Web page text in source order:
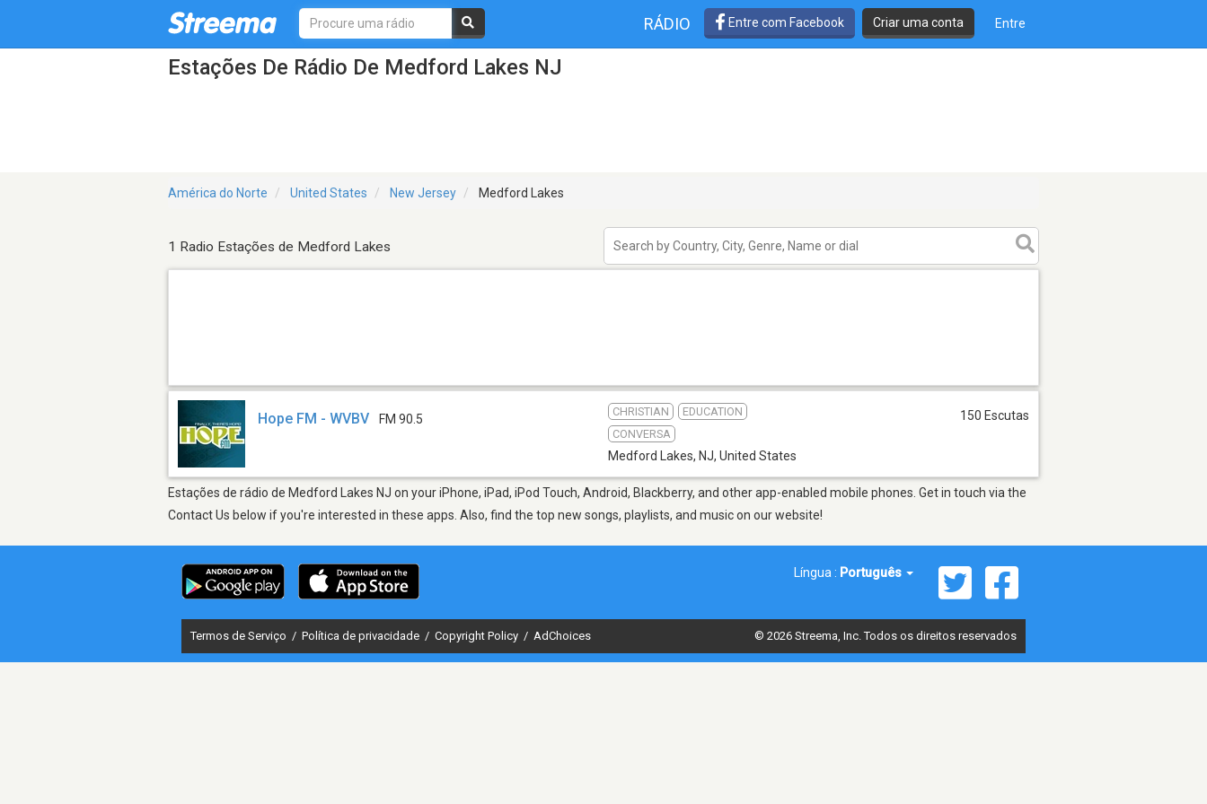
RÁDIO Entre com Facebook Criar uma conta Entre
Estações De Rádio De Medford Lakes NJ
América do Norte United States New Jersey Medford Lakes
1 Radio Estações de Medford Lakes
Hope FM - WVBV FM 90.5
CHRISTIAN
EDUCATION
CONVERSA
Medford Lakes, NJ, United States
150 Escutas
Estações de rádio de Medford Lakes NJ on your iPhone, iPad, iPod Touch, Android, Blackberry, and other app-enabled mobile phones. Get in touch via the
Contact Us below if you're interested in these apps. Also, find the top new songs, playlists, and music on our website!
Língua : Português
Termos de Serviço / Política de privacidade / Copyright Policy / AdChoices © 2026 Streema, Inc. Todos os direitos reservados